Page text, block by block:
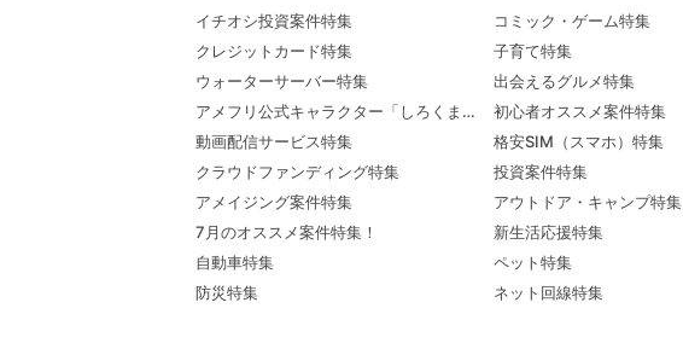
イチオシ投資案件特集
クレジットカード特集
ウォーターサーバー特集
アメフリ公式キャラクター「しろくま先輩」プロフィール
動画配信サービス特集
クラウドファンディング特集
アメイジング案件特集
7月のオススメ案件特集！
自動車特集
防災特集
コミック・ゲーム特集
子育て特集
出会えるグルメ特集
初心者オススメ案件特集
格安SIM（スマホ）特集
投資案件特集
アウトドア・キャンプ特集
新生活応援特集
ペット特集
ネット回線特集